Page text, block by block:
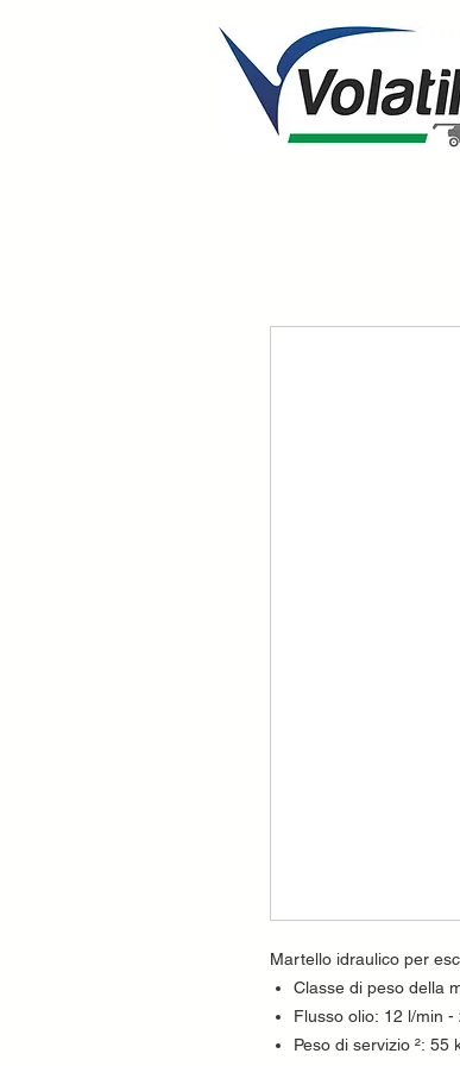
Martello idraulico per
Classe di peso della
Flusso olio: 12 l/min -
Peso di servizio ²: 55